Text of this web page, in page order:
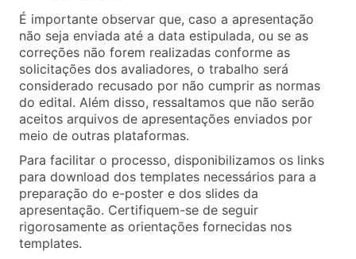
É importante observar que, caso a apresentação
não seja enviada até a data estipulada, ou se as
correções não forem realizadas conforme as
solicitações dos avaliadores, o trabalho será
considerado recusado por não cumprir as normas
do edital. Além disso, ressaltamos que não serão
aceitos arquivos de apresentações enviados por
meio de outras plataformas.
Para facilitar o processo, disponibilizamos os links
para download dos templates necessários para a
preparação do e-poster e dos slides da
apresentação. Certifiquem-se de seguir
rigorosamente as orientações fornecidas nos
templates.